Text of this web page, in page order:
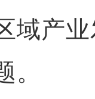
域产
。